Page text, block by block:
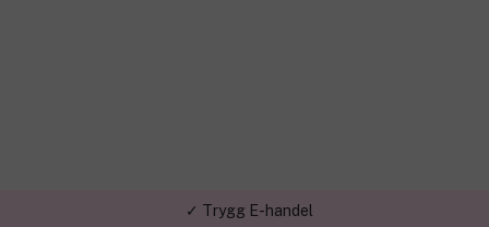
✓ Trygg E-handel